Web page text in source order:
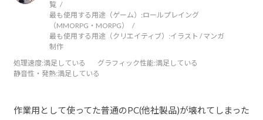
覧
最も使用する用途（ゲーム）:ロールプレイング
（MMORPG・MORPG）
最も使用する用途（クリエイティブ）:イラスト / マンガ
制作
処理速度:満足している グラフィック性能:満足している
静音性・発熱:満足している
作業用として使ってた普通のPC(他社製品)が壊れてしまった